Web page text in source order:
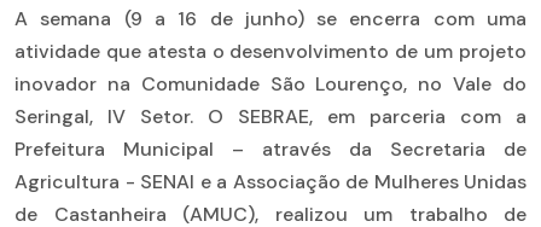
A semana (9 a 16 de junho) se encerra com uma
atividade que atesta o desenvolvimento de um projeto
inovador na Comunidade São Lourenço, no Vale do
Seringal, IV Setor. O SEBRAE, em parceria com a
Prefeitura Municipal – através da Secretaria de
Agricultura - SENAI e a Associação de Mulheres Unidas
de Castanheira (AMUC), realizou um trabalho de